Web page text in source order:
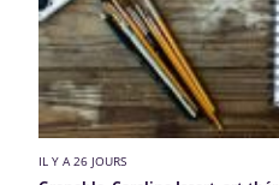
IL Y A 26 JOURS